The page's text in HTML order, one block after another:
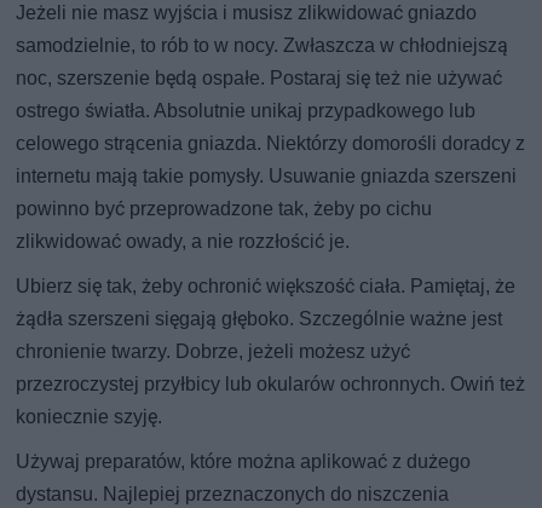
Jeżeli nie masz wyjścia i musisz zlikwidować gniazdo
samodzielnie, to rób to w nocy. Zwłaszcza w chłodniejszą
noc, szerszenie będą ospałe. Postaraj się też nie używać
ostrego światła. Absolutnie unikaj przypadkowego lub
celowego strącenia gniazda. Niektórzy domorośli doradcy z
internetu mają takie pomysły. Usuwanie gniazda szerszeni
powinno być przeprowadzone tak, żeby po cichu
zlikwidować owady, a nie rozzłościć je.
Ubierz się tak, żeby ochronić większość ciała. Pamiętaj, że
żądła szerszeni sięgają głęboko. Szczególnie ważne jest
chronienie twarzy. Dobrze, jeżeli możesz użyć
przezroczystej przyłbicy lub okularów ochronnych. Owiń też
koniecznie szyję.
Używaj preparatów, które można aplikować z dużego
dystansu. Najlepiej przeznaczonych do niszczenia